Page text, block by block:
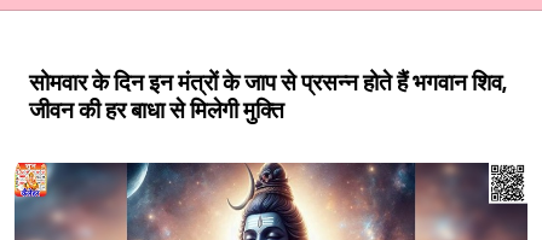
सोमवार के दिन इन मंत्रों के जाप से प्रसन्न होते हैं भगवान शिव,
जीवन की हर बाधा से मिलेगी मुक्ति